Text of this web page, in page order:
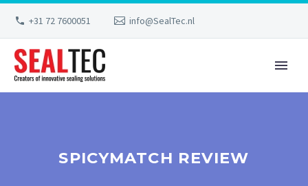
+31 72 7600051 info@SealTec.nl
SPICYMATCH REVIEW